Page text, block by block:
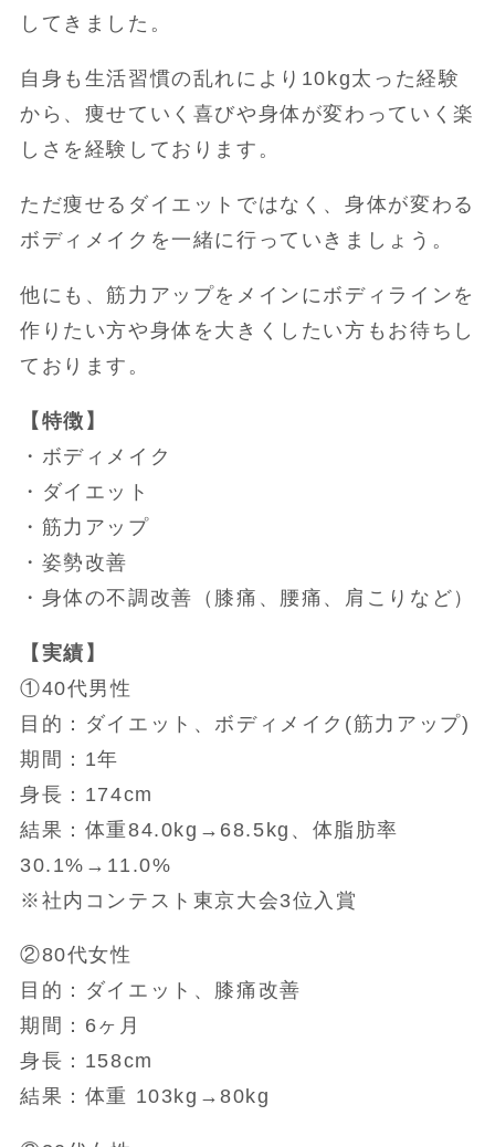
してきました。
自身も生活習慣の乱れにより10kg太った経験
から、痩せていく喜びや身体が変わっていく楽
しさを経験しております。
ただ痩せるダイエットではなく、身体が変わる
ボディメイクを一緒に行っていきましょう。
他にも、筋力アップをメインにボディラインを
作りたい方や身体を大きくしたい方もお待ちし
ております。
【特徴】
・ボディメイク
・ダイエット
・筋力アップ
・姿勢改善
・身体の不調改善（膝痛、腰痛、肩こりなど）
【実績】
①40代男性
目的：ダイエット、ボディメイク(筋力アップ)
期間：1年
身長：174cm
結果：体重84.0kg→68.5kg、体脂肪率
30.1%→11.0%
※社内コンテスト東京大会3位入賞
②80代女性
目的：ダイエット、膝痛改善
期間：6ヶ月
身長：158cm
結果：体重 103kg→80kg